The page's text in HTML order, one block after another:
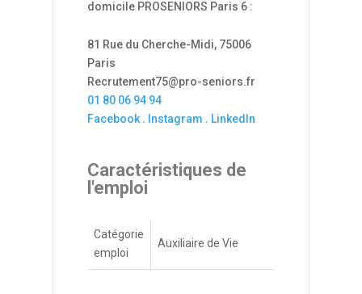
domicile PROSENIORS Paris 6 :
81 Rue du Cherche-Midi, 75006
Paris
Recrutement75@pro-seniors.fr
01 80 06 94 94
Facebook. Instagram . LinkedIn
Caractéristiques de
l'emploi
Catégorie
emploi
Auxiliaire de Vie